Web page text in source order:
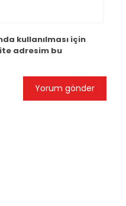
kullanılması için
adresim bu